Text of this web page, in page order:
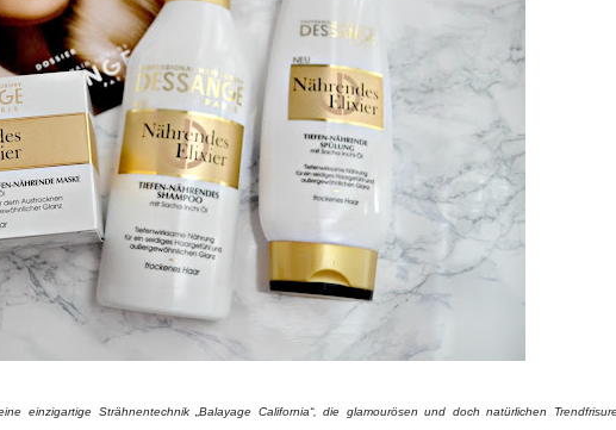
einzigartige Strähnentechnik „Balayage California“, die glamourösen und doch natürlichen